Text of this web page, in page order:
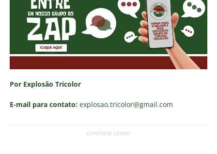
Por Explosão Tricolor
E-mail para contato: explosao.tricolor@gmail.com
CONTINUE LENDO